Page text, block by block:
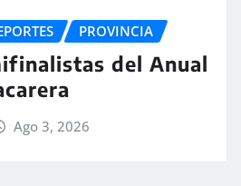
PROVINCIA
del Anual
Ago 3, 2026